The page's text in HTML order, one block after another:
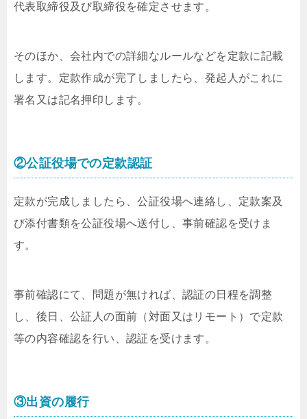
代表取締役及び取締役を確定させます。
そのほか、会社内での詳細なルールなどを定款に記載
します。定款作成が完了しましたら、発起人がこれに
署名又は記名押印します。
②公証役場での定款認証
定款が完成しましたら、公証役場へ連絡し、定款案及
び添付書類を公証役場へ送付し、事前確認を受けま
す。
事前確認にて、問題が無ければ、認証の日程を調整
し、後日、公証人の面前（対面又はリモート）で定款
等の内容確認を行い、認証を受けます。
③出資の履行